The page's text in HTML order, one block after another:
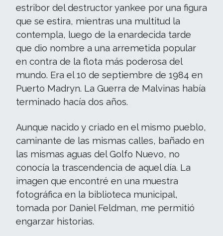
estribor del destructor yankee por una figura
que se estira, mientras una multitud la
contempla, luego de la enardecida tarde
que dio nombre a una arremetida popular
en contra de la flota más poderosa del
mundo. Era el 10 de septiembre de 1984 en
Puerto Madryn. La Guerra de Malvinas había
terminado hacía dos años.
Aunque nacido y criado en el mismo pueblo,
caminante de las mismas calles, bañado en
las mismas aguas del Golfo Nuevo, no
conocía la trascendencia de aquel día. La
imagen que encontré en una muestra
fotográfica en la biblioteca municipal,
tomada por Daniel Feldman, me permitió
engarzar historias.